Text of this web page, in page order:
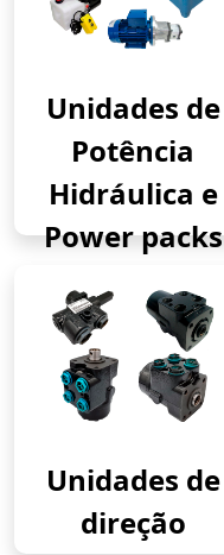
Unidades de
Potência
Hidráulica e
Power packs
Unidades de
direção